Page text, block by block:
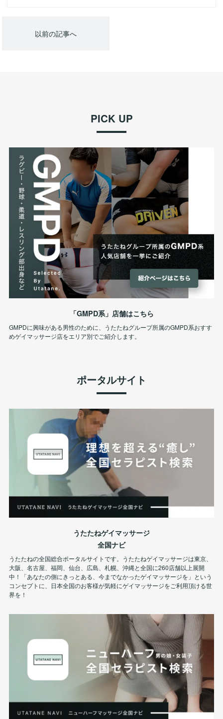
以前の記事へ
PICK UP
「GMPD系」店舗はこちら
GMPDに興味がある男性のために、うたたねグループ所属のGMPD系おすす
めゲイマッサージ店をエリア別でご紹介します。
ポータルサイト
うたたねゲイマッサージ
全国ナビ
うたたねの全国総合ポータルサイトです。うたたねゲイマッサージは東京、
大阪、名古屋、福岡、仙台、広島、札幌、沖縄と全国に260店舗以上展開
中！「あなたの側にきっとある、今までなかったゲイマッサージを」という
コンセプトに、日本全国のお客様が気軽にゲイマッサージをご利用頂ける世
界を！